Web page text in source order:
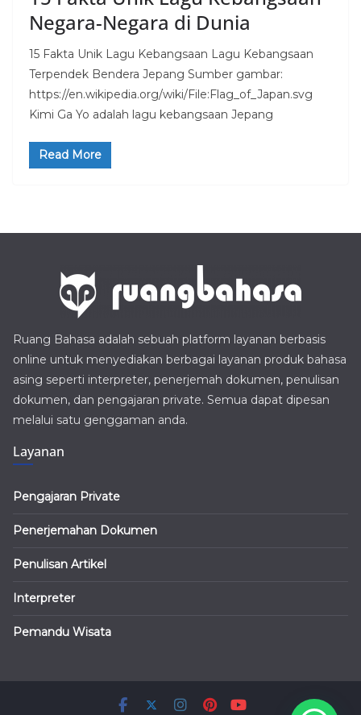
Negara-Negara di Dunia
15 Fakta Unik Lagu Kebangsaan Lagu Kebangsaan
Terpendek Bendera Jepang Sumber gambar:
https://en.wikipedia.org/wiki/File:Flag_of_Japan.svg
Kimi Ga Yo adalah lagu kebangsaan Jepang
Read More
Ruang Bahasa adalah sebuah platform layanan berbasis
online untuk menyediakan berbagai layanan produk bahasa
asing seperti interpreter, penerjemah dokumen, penulisan
dokumen, dan pengajaran private. Semua dapat dipesan
melalui satu genggaman anda.
Layanan
Pengajaran Private
Penerjemahan Dokumen
Penulisan Artikel
Interpreter
Pemandu Wisata